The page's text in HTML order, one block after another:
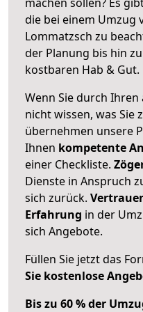
die bei einem Umzug
Lommatzsch zu
der Planung bis hin
kostbaren Hab & Gut.
Wenn Sie durch
nicht wissen, was Sie
übernehmen unsere
Ihnen kompetente
einer Checkliste.
Dienste in Anspruch
sich zurück.
Erfahrung in der
sich Angebote.
Füllen Sie jetzt das
Sie kostenlose
Bis zu 60 % der